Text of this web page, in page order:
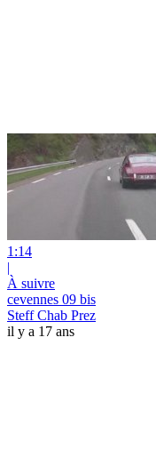
1:14
|
À suivre
cevennes 09 bis
Steff Chab Prez
il y a 17 ans